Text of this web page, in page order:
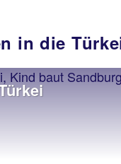
in die